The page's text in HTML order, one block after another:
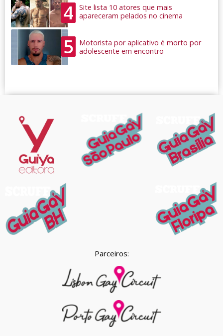
4
Site lista 10 atores que mais
apareceram pelados no cinema
5
Motorista por aplicativo é morto por
adolescente em encontro
Parceiros: